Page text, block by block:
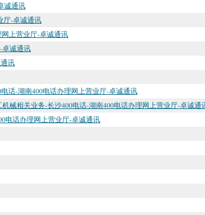
诚通讯
厅-卓诚通讯
上营业厅-卓诚通讯
卓诚通讯
讯
话-湖南400电话办理网上营业厅-卓诚通讯
械相关业务-长沙400电话-湖南400电话办理网上营业厅-卓诚通
电话办理网上营业厅-卓诚通讯